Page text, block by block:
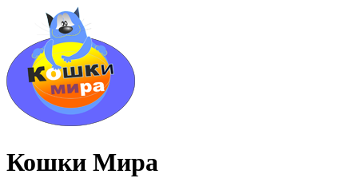
Кошки Мира